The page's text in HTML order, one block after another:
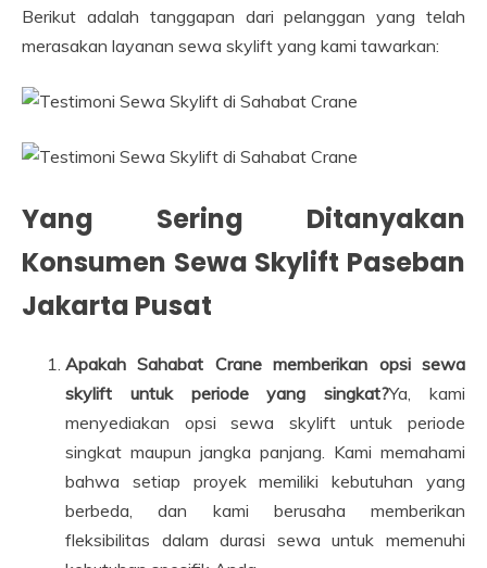
Berikut adalah tanggapan dari pelanggan yang telah
merasakan layanan sewa skylift yang kami tawarkan:
Yang Sering Ditanyakan
Konsumen Sewa Skylift Paseban
Jakarta Pusat
Apakah Sahabat Crane memberikan opsi sewa
skylift untuk periode yang singkat?Ya, kami
menyediakan opsi sewa skylift untuk periode
singkat maupun jangka panjang. Kami memahami
bahwa setiap proyek memiliki kebutuhan yang
berbeda, dan kami berusaha memberikan
fleksibilitas dalam durasi sewa untuk memenuhi